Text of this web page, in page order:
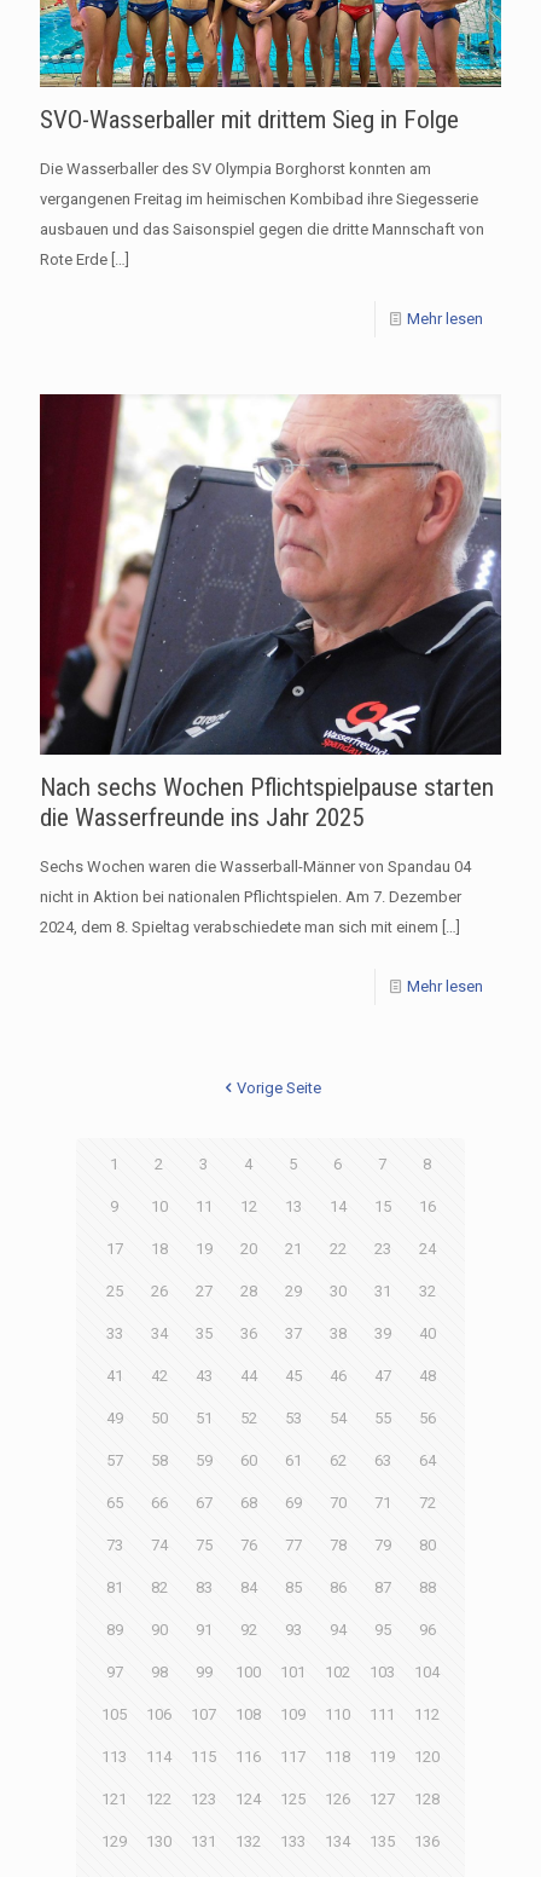
SVO-Wasserballer mit drittem Sieg in Folge
Die Wasserballer des SV Olympia Borghorst konnten am
vergangenen Freitag im heimischen Kombibad ihre Siegesserie
ausbauen und das Saisonspiel gegen die dritte Mannschaft von
Rote Erde
Mehr lesen
Nach sechs Wochen Pflichtspielpause starten
die Wasserfreunde ins Jahr 2025
Sechs Wochen waren die Wasserball-Männer von Spandau 04
nicht in Aktion bei nationalen Pflichtspielen. Am 7. Dezember
2024, dem 8. Spieltag verabschiedete man sich mit einem […]
Mehr lesen
Vorige Seite
1 2 3 4 5 6 7 8
9 10 11 12 13 14 15 16
17 18 19 20 21 22 23 24
25 26 27 28 29 30 31 32
33 34 35 36 37 38 39 40
41 42 43 44 45 46 47 48
49 50 51 52 53 54 55 56
57 58 59 60 61 62 63 64
65 66 67 68 69 70 71 72
73 74 75 76 77 78 79 80
81 82 83 84 85 86 87 88
89 90 91 92 93 94 95 96
97 98 99 100 101 102 103 104
105 106 107 108 109 110 111 112
113 114 115 116 117 118 119 120
121 122 123 124 125 126 127 128
129 130 131 132 133 134 135 136